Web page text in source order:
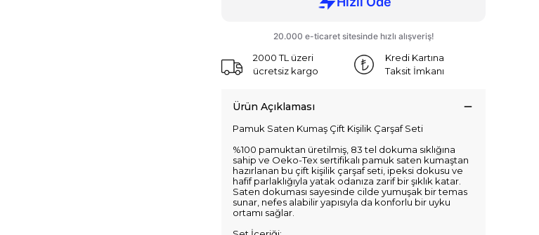
2000 TL üzeri
ücretsiz kargo
Kredi Kartına
Taksit İmkanı
Ürün Açıklaması
Pamuk Saten Kumaş Çift Kişilik Çarşaf Seti
%100 pamuktan üretilmiş, 83 tel dokuma sıklığına
sahip ve Oeko-Tex sertifikalı pamuk saten kumaştan
hazırlanan bu çift kişilik çarşaf seti, ipeksi dokusu ve
hafif parlaklığıyla yatak odanıza zarif bir şıklık katar.
Saten dokuması sayesinde cilde yumuşak bir temas
sunar, nefes alabilir yapısıyla da konforlu bir uyku
ortamı sağlar.